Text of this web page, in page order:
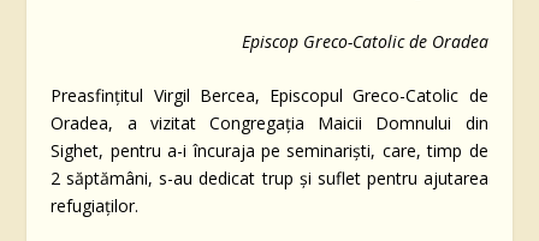
Episcop Greco-Catolic de Oradea
Preasfințitul Virgil Bercea, Episcopul Greco-Catolic de
Oradea, a vizitat Congregația Maicii Domnului din
Sighet, pentru a-i încuraja pe seminariști, care, timp de
2 săptămâni, s-au dedicat trup și suflet pentru ajutarea
refugiaților.